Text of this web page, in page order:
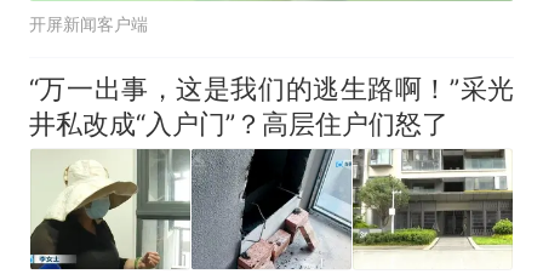
开屏新闻客户端
“万一出事，这是我们的逃生路啊！”采光
井私改成“入户门”？高层住户们怒了